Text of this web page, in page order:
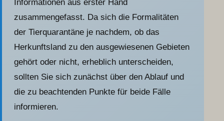
Informationen aus erster Hand
zusammengefasst. Da sich die Formalitäten
der Tierquarantäne je nachdem, ob das
Herkunftsland zu den ausgewiesenen Gebieten
gehört oder nicht, erheblich unterscheiden,
sollten Sie sich zunächst über den Ablauf und
die zu beachtenden Punkte für beide Fälle
informieren.